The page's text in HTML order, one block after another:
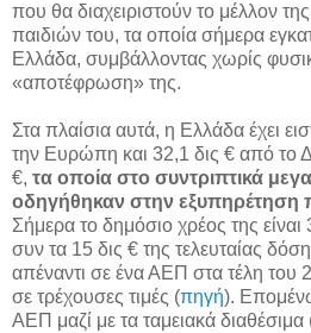
που θα διαχειριστούν το μέλλον
παιδιών του, τα οποία σήμερα
Ελλάδα, συμβάλλοντας χωρίς
«αποτέφρωση» της.
Στα πλαίσια αυτά, η Ελλάδα έχει
την Ευρώπη και 32,1 δις € από το
€, τα οποία στο συντριπτικά
οδηγήθηκαν στην εξυπηρέτηση
Σήμερα το δημόσιο χρέος της
συν τα 15 δις € της τελευταίας
απέναντι σε ένα ΑΕΠ στα τέλη του
σε τρέχουσες τιμές (πηγή).
ΑΕΠ μαζί με τα ταμειακά διαθέσιμα